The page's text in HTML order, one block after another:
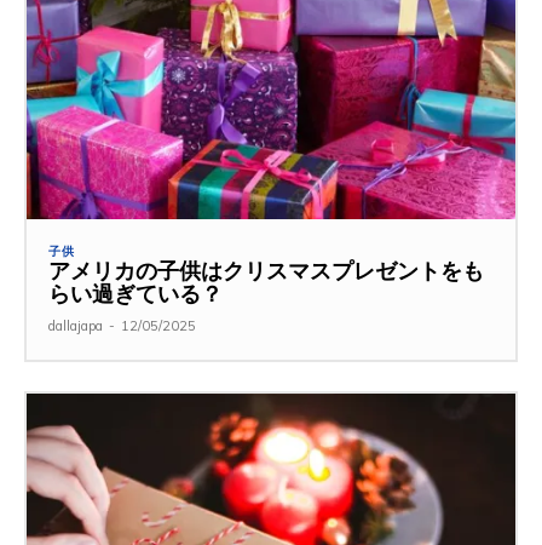
子供
アメリカの子供はクリスマスプレゼントをも
らい過ぎている？
dallajapa - 12/05/2025